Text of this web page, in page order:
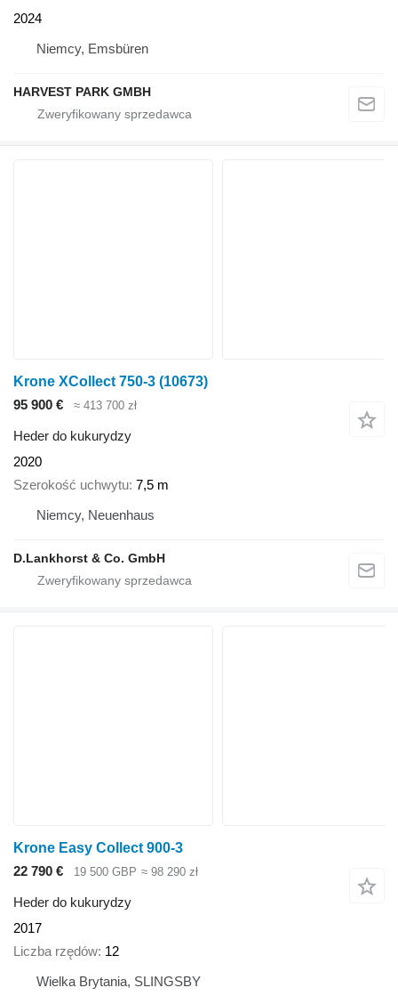
2024
Niemcy, Emsbüren
HARVEST PARK GMBH
Krone XCollect 750-3 (10673)
95 900 €
≈ 413 700 zł
Heder do kukurydzy
2020
Szerokość uchwytu 7,5 m
Niemcy, Neuenhaus
D.Lankhorst & Co. GmbH
Krone Easy Collect 900-3
22 790 €
19 500 GBP ≈ 98 290 zł
Heder do kukurydzy
2017
Liczba rzędów 12
Wielka Brytania, SLINGSBY